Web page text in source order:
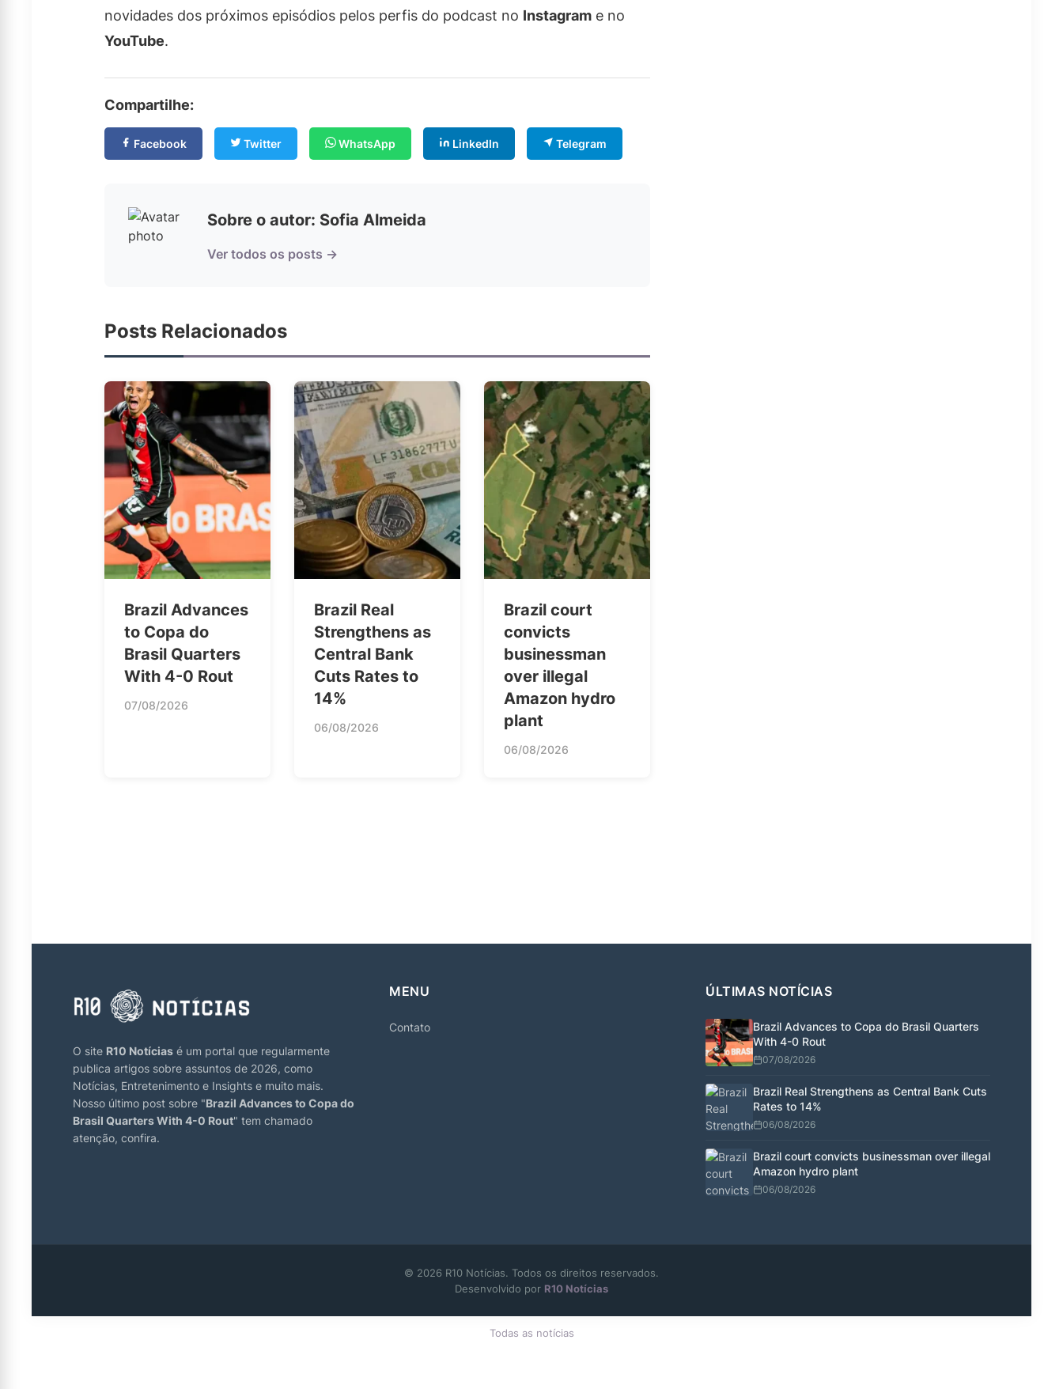
novidades dos próximos episódios pelos perfis do podcast no Instagram e no
YouTube.
Compartilhe:
Facebook Twitter WhatsApp LinkedIn Telegram
Sobre o autor: Sofia Almeida
Ver todos os posts →
Posts Relacionados
Brazil Advances
to Copa do
Brasil Quarters
With 4-0 Rout
07/08/2026
Brazil Real
Strengthens as
Central Bank
Cuts Rates to
14%
06/08/2026
Brazil court
convicts
businessman
over illegal
Amazon hydro
plant
06/08/2026
O site R10 Notícias é um portal que regularmente
publica artigos sobre assuntos de 2026, como
Notícias, Entretenimento e Insights e muito mais.
Nosso último post sobre "Brazil Advances to Copa do
Brasil Quarters With 4-0 Rout" tem chamado
atenção, confira.
MENU
Contato
ÚLTIMAS NOTÍCIAS
Brazil Advances to Copa do Brasil Quarters
With 4-0 Rout
07/08/2026
Brazil Real Strengthens as Central Bank Cuts
Rates to 14%
06/08/2026
Brazil court convicts businessman over illegal
Amazon hydro plant
06/08/2026
© 2026 R10 Notícias. Todos os direitos reservados.
Desenvolvido por R10 Notícias
Todas as notícias